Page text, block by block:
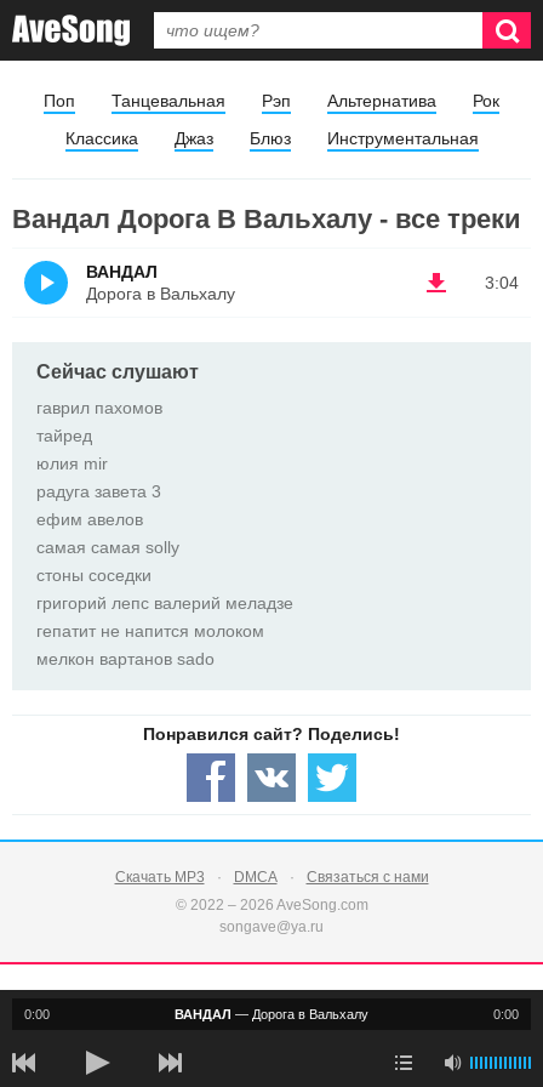
Поп Танцевальная Рэп Альтернатива
Рок
Классика
Джаз Блюз Инструментальная
Вандал Дорога В Вальхалу - все треки
3:04
ВАНДАЛ
Дорога в Вальхалу
Сейчас слушают
гаврил пахомов
тайред
юлия mir
радуга завета 3
ефим авелов
самая самая solly
стоны соседки
григорий лепс валерий меладзе
гепатит не напится молоком
мелкон вартанов sado
Скачать MP3 DMCA
Связаться с нами
© 2022 – 2026 AveSong.com
songave@ya.ru
0:00 0:00
ВАНДАЛ — Дорога в Вальхалу